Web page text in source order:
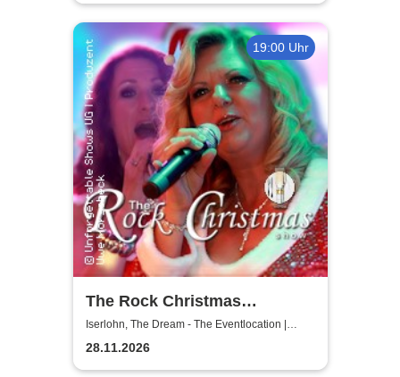
19:00 Uhr
The Rock Christmas
Dinnershow - Unforgettable
Shows
Iserlohn, The Dream - The Eventlocation |
Iserlohn
28.11.2026